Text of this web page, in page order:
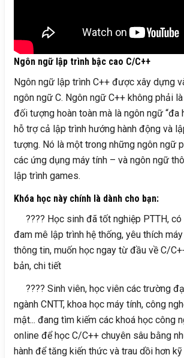
Ngôn ngữ lập trình bậc cao C/C++
Ngôn ngữ lập trình C++ được xây dựng
ngôn ngữ C. Ngôn ngữ C++ không phải
đối tượng hoàn toàn mà là ngôn ngữ “đa
hỗ trợ cả lập trình hướng hành động và
tượng. Nó là một trong những ngôn ngữ
các ứng dụng máy tính – và ngôn ngữ
lập trình games.
Khóa học này chính là dành cho bạn:
???? Học sinh đã tốt nghiệp PTTH,
đam mê lập trình hệ thống, yêu thích
thông tin, muốn học ngay từ đầu về C/
bản, chi tiết
???? Sinh viên, học viên các trường
ngành CNTT, khoa học máy tính, công
mật... đang tìm kiếm các khoá học công
online để học C/C++ chuyên sâu bằng
hành để tăng kiến thức và trau dồi hơn